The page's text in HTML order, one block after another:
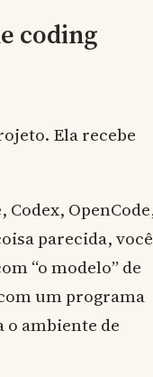
coding
Ela recebe
Codex,
parecida, você
“o modelo” de
um programa
o ambiente de